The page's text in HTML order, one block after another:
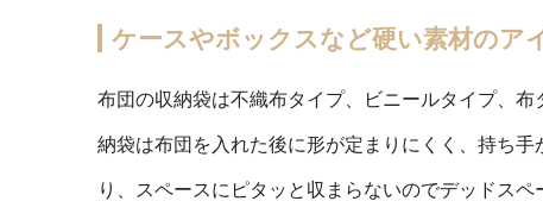
ケースやボックスなど硬い素材のア
布団の収納袋は不織布タイプ、ビニールタイプ、
納袋は布団を入れた後に形が定まりにくく、持ち
り、スペースにピタッと収まらないのでデッドス